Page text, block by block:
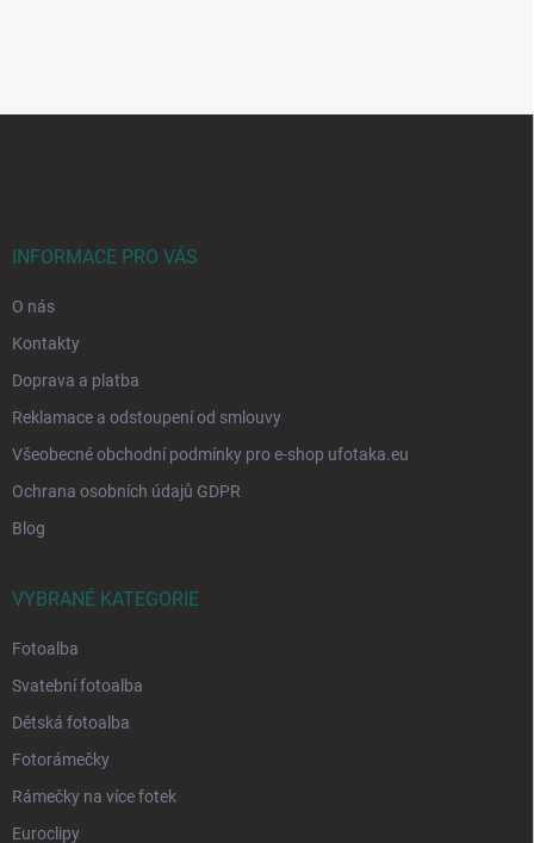
INFORMACE PRO VÁS
O nás
Kontakty
Doprava a platba
Reklamace a odstoupení od smlouvy
Všeobecné obchodní podmínky pro e-shop ufotaka.eu
Ochrana osobních údajů GDPR
Blog
VYBRANÉ KATEGORIE
Fotoalba
Svatební fotoalba
Dětská fotoalba
Fotorámečky
Rámečky na více fotek
Euroclipy